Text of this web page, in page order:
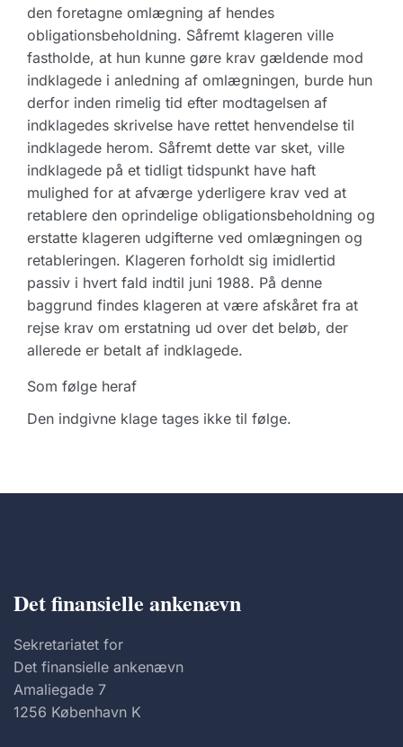
den foretagne omlægning af hendes
obligationsbeholdning. Såfremt klageren ville
fastholde, at hun kunne gøre krav gældende mod
indklagede i anledning af omlægningen, burde hun
derfor inden rimelig tid efter modtagelsen af
indklagedes skrivelse have rettet henvendelse til
indklagede herom. Såfremt dette var sket, ville
indklagede på et tidligt tidspunkt have haft
mulighed for at afværge yderligere krav ved at
retablere den oprindelige obligationsbeholdning og
erstatte klageren udgifterne ved omlægningen og
retableringen. Klageren forholdt sig imidlertid
passiv i hvert fald indtil juni 1988. På denne
baggrund findes klageren at være afskåret fra at
rejse krav om erstatning ud over det beløb, der
allerede er betalt af indklagede.
Som følge heraf
Den indgivne klage tages ikke til følge.
Det finansielle ankenævn
Sekretariatet for
Det finansielle ankenævn
Amaliegade 7
1256 København K